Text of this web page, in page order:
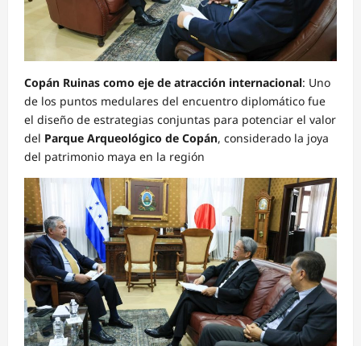
Copán Ruinas como eje de atracción internacional: Uno
de los puntos medulares del encuentro diplomático fue
el diseño de estrategias conjuntas para potenciar el valor
del Parque Arqueológico de Copán, considerado la joya
del patrimonio maya en la región